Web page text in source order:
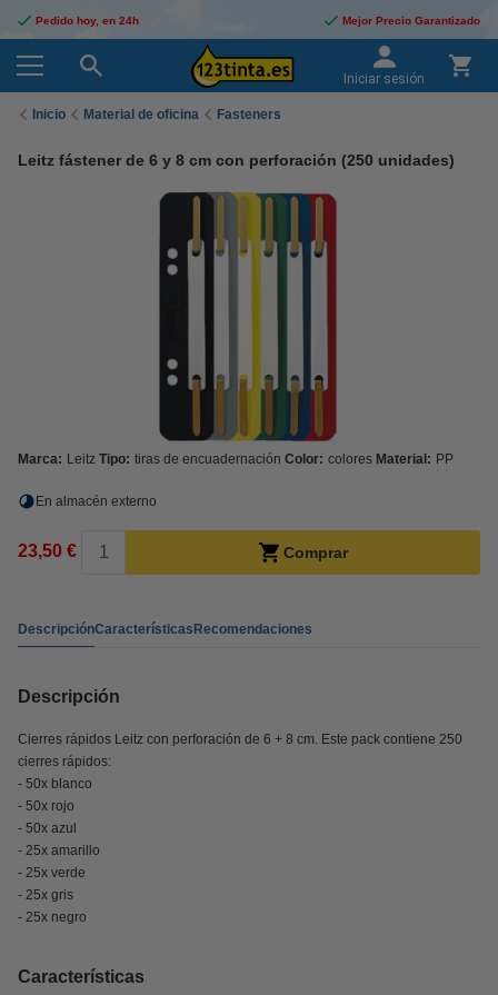
Pedido hoy, en 24h Mejor Precio Garantizado
Iniciar sesión
Inicio Material de oficina Fasteners
Leitz fástener de 6 y 8 cm con perforación (250 unidades)
Marca: Leitz Tipo: tiras de encuadernación Color: colores Material: PP
En almacén externo
23,50 € Comprar
DescripciónCaracterísticasRecomendaciones
Descripción
Cierres rápidos Leitz con perforación de 6 + 8 cm. Este pack contiene 250
cierres rápidos:
- 50x blanco
- 50x rojo
- 50x azul
- 25x amarillo
- 25x verde
- 25x gris
- 25x negro
Características